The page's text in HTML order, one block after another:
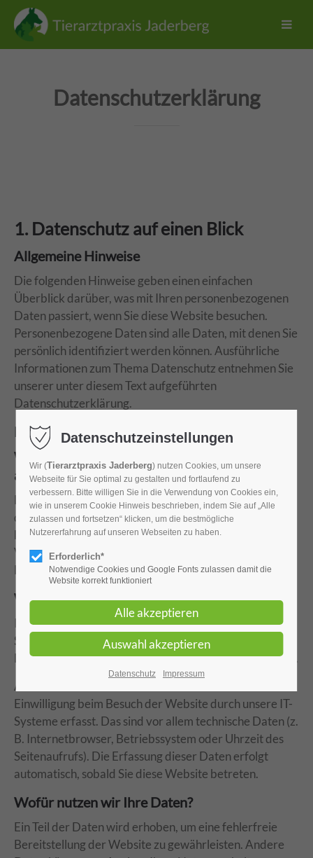
Datenschutzerklärung
1. Datenschutz auf einen Blick
Allgemeine Hinweise
Die folgenden Hinweise geben einen einfachen
Überblick darüber, was mit Ihren personenbezogenen
Daten passiert, wenn Sie diese Website besuchen.
Personenbezogene Daten sind alle Daten, mit denen Sie
persönlich identifiziert werden können. Ausführliche
Informationen zum Thema Datenschutz entnehmen Sie
unserer unter diesem Text aufgeführten
Datenschutzerklärung.
Datenerfassung auf dieser Website
Wer ist verantwortlich für die Datenerfassung
auf dieser Website?
Die Datenverarbeitung auf dieser Website erfolgt
durch den Websitebetreiber. Dessen Kontaktdaten
können Sie dem Abschnitt „Hinweis zur
Verantwortlichen Stelle“ in dieser
Datenschutzerklärung entnehmen.
Wie erfassen wir Ihre Daten?
Ihre Daten werden zum einen dadurch erhoben, dass
Sie uns diese mitteilen. Hierbei kann es sich z. B. um
Daten handeln, die Sie in ein Kontaktformular eingeben.
Andere Daten werden automatisch oder nach Ihrer
Einwilligung beim Besuch der Website durch unsere IT-
Systeme erfasst. Das sind vor allem technische Daten (z.
B. Internetbrowser, Betriebssystem oder Uhrzeit des
Seitenaufrufs). Die Erfassung dieser Daten erfolgt
automatisch, sobald Sie diese Website betreten.
Wofür nutzen wir Ihre Daten?
Ein Teil der Daten wird erhoben, um eine fehlerfreie
Bereitstellung der Website zu gewährleisten. Andere
Datenschutzeinstellungen
Wir (Tierarztpraxis Jaderberg) nutzen Cookies, um unsere
Webseite für Sie optimal zu gestalten und fortlaufend zu
verbessern. Bitte willigen Sie in die Verwendung von Cookies ein,
wie in unserem Cookie Hinweis beschrieben, indem Sie auf „Alle
zulassen und fortsetzen“ klicken, um die bestmögliche
Nutzererfahrung auf unseren Webseiten zu haben.
Erforderlich*
Notwendige Cookies und Google Fonts zulassen damit die
Website korrekt funktioniert
Datenschutz Impressum